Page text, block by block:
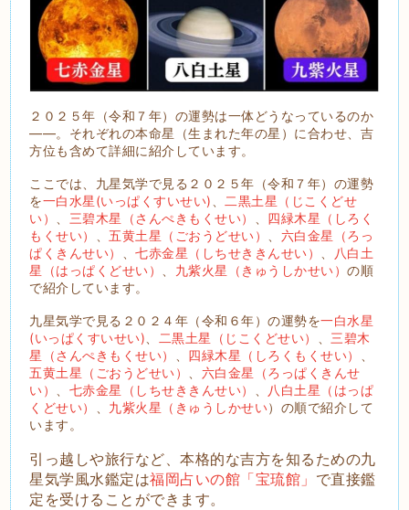
２０２５年（令和７年）の運勢は一体どうなっているのか
――。それぞれの本命星（生まれた年の星）に合わせ、吉
方位も含めて詳細に紹介しています。
ここでは、九星気学で見る２０２５年（令和７年）の運勢
を一白水星(いっぱくすいせい)
二黒土星（じこくどせ
い）
三碧木星（さんぺきもくせい）
四緑木星（しろく
もくせい）
、五黄土星（ごおうどせい）
六白金星（ろっ
ぱくきんせい）
、七赤金星（しちせききんせい）
八白土
星（はっぱくどせい）
九紫火星（きゅうしかせい）の順
で紹介しています。
九星気学で見る２０２４年（令和６年）の運勢を一白水星
(いっぱくすいせい)
二黒土星（じこくどせい）
三碧木
星（さんぺきもくせい）
四緑木星（しろくもくせい）
五黄土星（ごおうどせい）
六白金星（ろっぱくきんせ
い）
七赤金星（しちせききんせい）
八白土星（はっぱ
くどせい）
九紫火星（きゅうしかせい）の順で紹介して
います。
引っ越しや旅行など、本格的な吉方を知るための九
星気学風水鑑定は福岡占いの館「宝琉館」 で直接鑑
定を受けることができます。